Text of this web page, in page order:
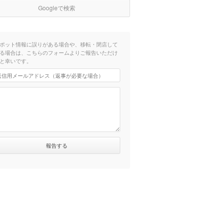
Googleで検索
ット情報に誤りがある場合や、移転・閉店して
場合は、こちらのフォームよりご報告いただけ
幸いです。